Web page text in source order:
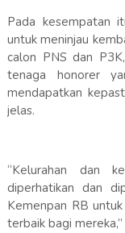
Pada kesempatan
untuk meninjau
calon PNS dan
tenaga honorer
mendapatkan
jelas.
“Kelurahan dan
diperhatikan dan
Kemenpan RB
terbaik bagi mereka,”